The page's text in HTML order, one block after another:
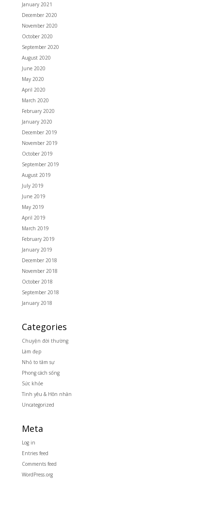
January 2021
December 2020
November 2020
October 2020
September 2020
August 2020
June 2020
May 2020
April 2020
March 2020
February 2020
January 2020
December 2019
November 2019
October 2019
September 2019
August 2019
July 2019
June 2019
May 2019
April 2019
March 2019
February 2019
January 2019
December 2018
November 2018
October 2018
September 2018
January 2018
Categories
Chuyện đời thường
Làm đẹp
Nhỏ to tâm sự
Phong cách sống
Sức khỏe
Tình yêu & Hôn nhân
Uncategorized
Meta
Log in
Entries feed
Comments feed
WordPress.org